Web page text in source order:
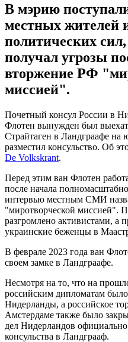
В мэрию
местных жителей
политических
получал угрозы
вторжение РФ
миссией".
Почетный консул России в
Флотен вынужден был
Страйтаген в Ландграафе на
разместил консульство. Об
De Volkskrant.
Перед этим ван Флотен
после начала
интервью местным СМИ
"миротворческой миссией".
разгромлено активистами, а
украинские беженцы в
В феврале 2023 года ван
своем замке в Ландграафе.
Несмотря на то, что на
российским дипломатам
Нидерланды, а российское
Амстердаме также было
дел Нидерландов
консульства в Ландграаф.